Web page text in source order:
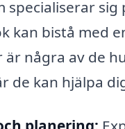
specialiserar sig
kan bistå med
är några av de
de kan hjälpa